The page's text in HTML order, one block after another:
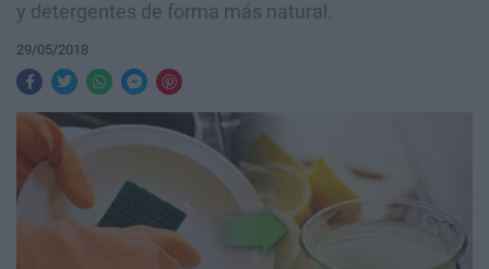
y detergentes de forma más natural.
29/05/2018